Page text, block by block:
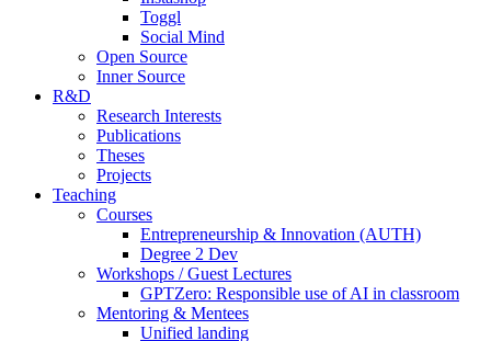
Toggl
Social Mind
Open Source
Inner Source
R&D
Research Interests
Publications
Theses
Projects
Teaching
Courses
Entrepreneurship & Innovation (AUTH)
Degree 2 Dev
Workshops / Guest Lectures
GPTZero: Responsible use of AI in classroom
Mentoring & Mentees
Unified landing